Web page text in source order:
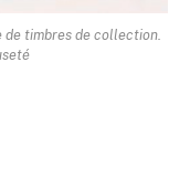
timbres de collection.